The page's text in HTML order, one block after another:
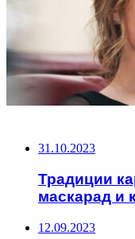
31.10.2023
Традиции
маскарад и
12.09.2023